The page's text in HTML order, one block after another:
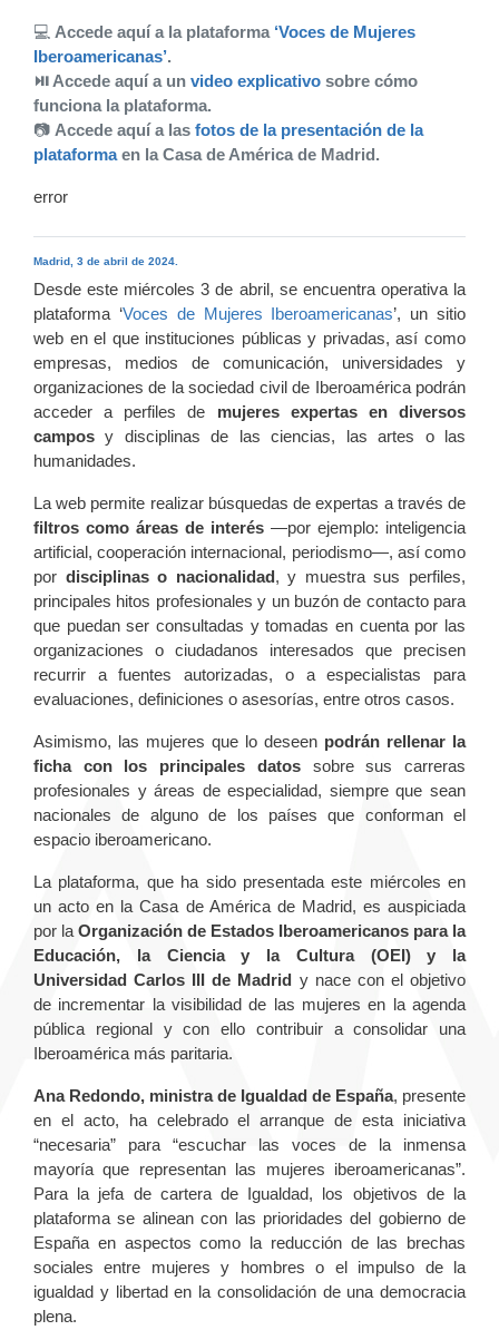
💻 Accede aquí a la plataforma ‘Voces de Mujeres
Iberoamericanas’.
⏯️ Accede aquí a un video explicativo sobre cómo
funciona la plataforma.
📷 Accede aquí a las fotos de la presentación de la
plataformaen la Casa de América de Madrid.
error
Madrid, 3 de abril de 2024.
Desde este miércoles 3 de abril, se encuentra operativa la
plataforma ‘Voces de Mujeres Iberoamericanas’, un sitio
web en el que instituciones públicas y privadas, así como
empresas, medios de comunicación, universidades y
organizaciones de la sociedad civil de Iberoamérica podrán
acceder a perfiles de mujeres expertas en diversos
campos y disciplinas de las ciencias, las artes o las
humanidades.
La web permite realizar búsquedas de expertas a través de
filtros como áreas de interés —por ejemplo: inteligencia
artificial, cooperación internacional, periodismo—, así como
por disciplinas o nacionalidad, y muestra sus perfiles,
principales hitos profesionales y un buzón de contacto para
que puedan ser consultadas y tomadas en cuenta por las
organizaciones o ciudadanos interesados que precisen
recurrir a fuentes autorizadas, o a especialistas para
evaluaciones, definiciones o asesorías, entre otros casos.
Asimismo, las mujeres que lo deseen podrán rellenar la
ficha con los principales datossobre sus carreras
profesionales y áreas de especialidad, siempre que sean
nacionales de alguno de los países que conforman el
espacio iberoamericano.
La plataforma, que ha sido presentada este miércoles en
un acto en la Casa de América de Madrid, es auspiciada
por la Organización de Estados Iberoamericanos para la
Educación, la Ciencia y la Cultura (OEI) y la
Universidad Carlos III de Madrid y nace con el objetivo
de incrementar la visibilidad de las mujeres en la agenda
pública regional y con ello contribuir a consolidar una
Iberoamérica más paritaria.
Ana Redondo, ministra de Igualdad de España, presente
en el acto, ha celebrado el arranque de esta iniciativa
“necesaria” para “escuchar las voces de la inmensa
mayoría que representan las mujeres iberoamericanas”.
Para la jefa de cartera de Igualdad, los objetivos de la
plataforma se alinean con las prioridades del gobierno de
España en aspectos como la reducción de las brechas
sociales entre mujeres y hombres o el impulso de la
igualdad y libertad en la consolidación de una democracia
plena.